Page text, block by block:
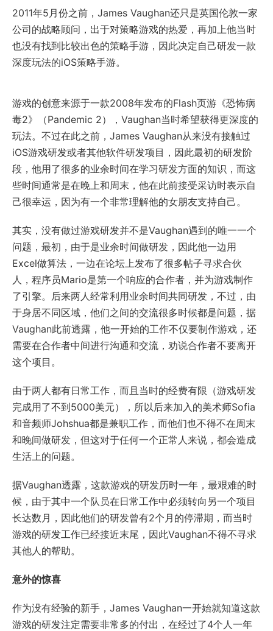
2011年5月份之前，James Vaughan还只是英国伦敦一家
公司的战略顾问，出于对策略游戏的热爱，再加上他当时
也没有找到比较出色的策略手游，因此决定自己研发一款
深度玩法的iOS策略手游。
游戏的创意来源于一款2008年发布的Flash页游《恐怖病
毒2》（Pandemic 2），Vaughan当时希望获得更深度的
玩法。不过在此之前，James Vaughan从来没有接触过
iOS游戏研发或者其他软件研发项目，因此最初的研发阶
段，他用了很多的业余时间在学习研发方面的知识，而这
些时间通常是在晚上和周末，他在此前接受采访时表示自
己很幸运，因为有一个非常理解他的女朋友支持自己。
其实，没有做过游戏研发并不是Vaughan遇到的唯一一个
问题，最初，由于是业余时间做研发，因此他一边用
Excel做算法，一边在论坛上发布了很多帖子寻求合伙
人，程序员Mario是第一个响应的合作者，并为游戏制作
了引擎。后来两人经常利用业余时间共同研发，不过，由
于身居不同区域，他们之间的交流很多时候都是问题，据
Vaughan此前透露，他一开始的工作不仅要制作游戏，还
需要在合作者中间进行沟通和交流，劝说合作者不要离开
这个项目。
由于两人都有日常工作，而且当时的经费有限（游戏研发
完成用了不到5000美元），所以后来加入的美术师Sofia
和音频师Johshua都是兼职工作，而他们也不得不在周末
和晚间做研发，但这对于任何一个正常人来说，都会造成
生活上的问题。
据Vaughan透露，这款游戏的研发历时一年，最艰难的时
候，由于其中一个队员在日常工作中必须转向另一个项目
长达数月，因此他们的研发曾有2个月的停滞期，而当时
游戏的研发工作已经接近末尾，因此Vaughan不得不寻求
其他人的帮助。
意外的惊喜
作为没有经验的新手，James Vaughan一开始就知道这款
游戏的研发注定需要非常多的付出，在经过了4个人一年